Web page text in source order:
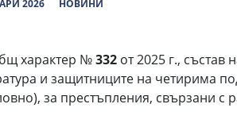
2026 НОВИНИ
характер №332 от 2025 г.,
и защитниците на четирима
за престъпления, свързани с